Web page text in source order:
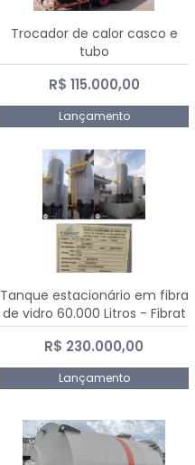
Trocador de calor casco e
tubo
R$ 115.000,00
Lançamento
Tanque estacionário em fibra
de vidro 60.000 Litros - Fibrat
R$ 230.000,00
Lançamento